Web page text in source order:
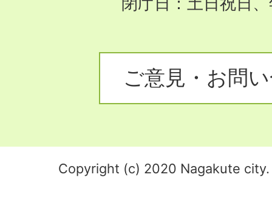
ご意見・お問
Copyright (c) 2020 Nagakute